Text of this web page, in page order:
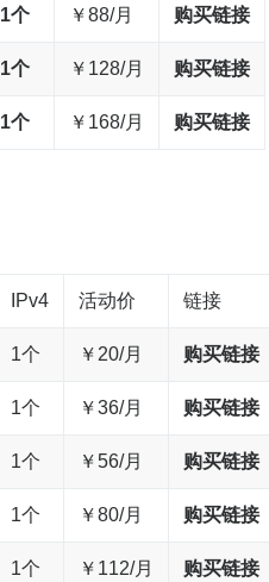
1个 ￥88/月 购买链接
1个 ￥128/月 购买链接
1个 ￥168/月 购买链接
IPv4 活动价 链接
1个 ￥20/月 购买链接
1个 ￥36/月 购买链接
1个 ￥56/月 购买链接
1个 ￥80/月 购买链接
1个 ￥112/月 购买链接